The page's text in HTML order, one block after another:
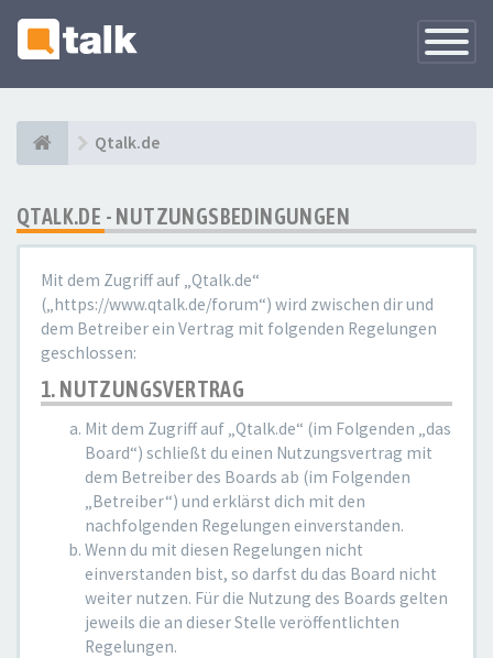
Qtalk.de
QTALK.DE - NUTZUNGSBEDINGUNGEN
Mit dem Zugriff auf „Qtalk.de“
(„https://www.qtalk.de/forum“) wird zwischen dir und
dem Betreiber ein Vertrag mit folgenden Regelungen
geschlossen:
1. NUTZUNGSVERTRAG
Mit dem Zugriff auf „Qtalk.de“ (im Folgenden „das
Board“) schließt du einen Nutzungsvertrag mit
dem Betreiber des Boards ab (im Folgenden
„Betreiber“) und erklärst dich mit den
nachfolgenden Regelungen einverstanden.
Wenn du mit diesen Regelungen nicht
einverstanden bist, so darfst du das Board nicht
weiter nutzen. Für die Nutzung des Boards gelten
jeweils die an dieser Stelle veröffentlichten
Regelungen.